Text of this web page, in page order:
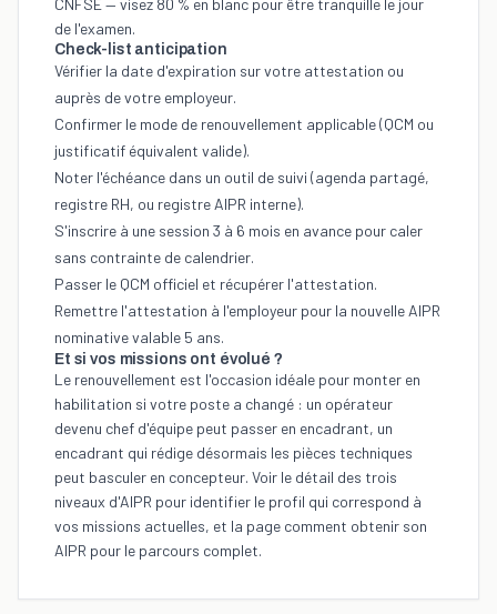
CNFSE — visez 80 % en blanc pour être tranquille le jour
de l'examen.
Check-list anticipation
Vérifier la date d'expiration sur votre attestation ou
auprès de votre employeur.
Confirmer le mode de renouvellement applicable (QCM ou
justificatif équivalent valide).
Noter l'échéance dans un outil de suivi (agenda partagé,
registre RH, ou registre AIPR interne).
S'inscrire à une session 3 à 6 mois en avance pour caler
sans contrainte de calendrier.
Passer le QCM officiel et récupérer l'attestation.
Remettre l'attestation à l'employeur pour la nouvelle AIPR
nominative valable 5 ans.
Et si vos missions ont évolué ?
Le renouvellement est l'occasion idéale pour monter en
habilitation si votre poste a changé : un opérateur
devenu chef d'équipe peut passer en encadrant, un
encadrant qui rédige désormais les pièces techniques
peut basculer en concepteur. Voir le détail des trois
niveaux d'AIPR pour identifier le profil qui correspond à
vos missions actuelles, et la page comment obtenir son
AIPR pour le parcours complet.